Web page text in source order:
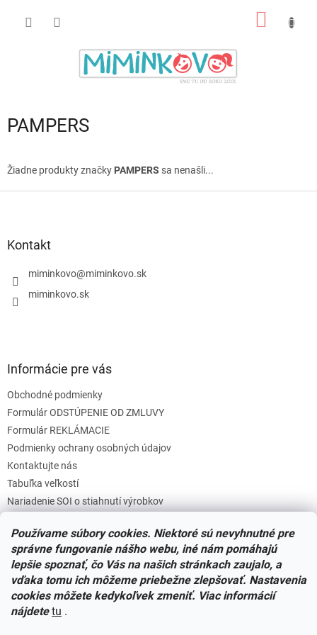
Používame súbory cookies. Niektoré sú nevyhnutné pre
správne fungovanie nášho webu, iné nám pomáhajú
lepšie spoznať, čo Vás na našich stránkach zaujalo, a
vďaka tomu ich môžeme priebežne zlepšovať. Nastavenia
cookies môžete kedykoľvek zmeniť. Viac informácií
nájdete tu .
PAMPERS
Žiadne produkty značky PAMPERS sa nenašli...
Kontakt
miminkovo@miminkovo.sk
miminkovo.sk
Informácie pre vás
Obchodné podmienky
Formulár ODSTÚPENIE OD ZMLUVY
Formulár REKLÁMACIE
Podmienky ochrany osobných údajov
Kontaktujte nás
Tabuľka veľkostí
Nariadenie SOI o stiahnutí výrobkov
Zásady súborov COOKIES
Facebook